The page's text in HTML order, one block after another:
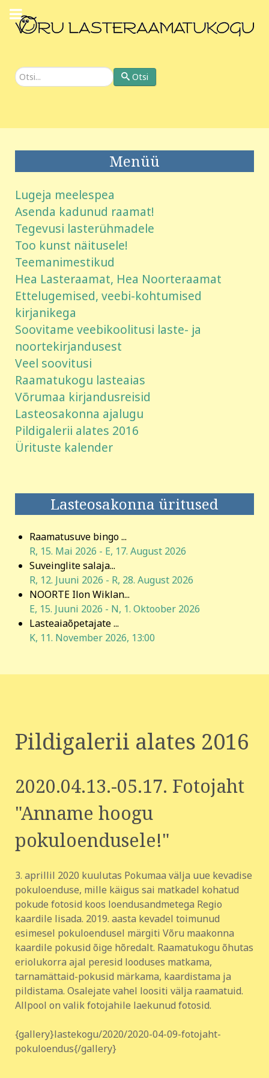
Otsi Otsi
Menüü
Lugeja meelespea
Asenda kadunud raamat!
Tegevusi lasterühmadele
Too kunst näitusele!
Teemanimestikud
Hea Lasteraamat, Hea Noorteraamat
Ettelugemised, veebi-kohtumised
kirjanikega
Soovitame veebikoolitusi laste- ja
noortekirjandusest
Veel soovitusi
Raamatukogu lasteaias
Võrumaa kirjandusreisid
Lasteosakonna ajalugu
Pildigalerii alates 2016
Ürituste kalender
Lasteosakonna üritused
Raamatusuve bingo ...
R, 15. Mai 2026 - E, 17. August 2026
Suveinglite salaja...
R, 12. Juuni 2026 - R, 28. August 2026
NOORTE Ilon Wiklan...
E, 15. Juuni 2026 - N, 1. Oktoober 2026
Lasteaiaõpetajate ...
K, 11. November 2026, 13:00
Pildigalerii alates 2016
2020.04.13.-05.17. Fotojaht
"Anname hoogu
pokuloendusele!"
3. aprillil 2020 kuulutas Pokumaa välja uue kevadise
pokuloenduse, mille käigus sai matkadel kohatud
pokude fotosid koos loendusandmetega Regio
kaardile lisada. 2019. aasta kevadel toimunud
esimesel pokuloendusel märgiti Võru maakonna
kaardile pokusid õige hõredalt. Raamatukogu õhutas
eriolukorra ajal peresid looduses matkama,
tarnamättaid-pokusid märkama, kaardistama ja
pildistama. Osalejate vahel loositi välja raamatuid.
Allpool on valik fotojahile laekunud fotosid.
{gallery}lastekogu/2020/2020-04-09-fotojaht-
pokuloendus{/gallery}